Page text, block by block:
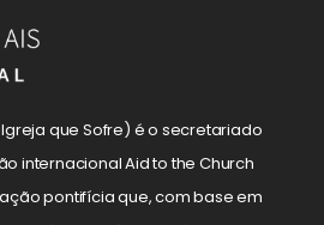
que Sofre) é o secretariado
internacional Aid to the Church
pontifícia que, com base em